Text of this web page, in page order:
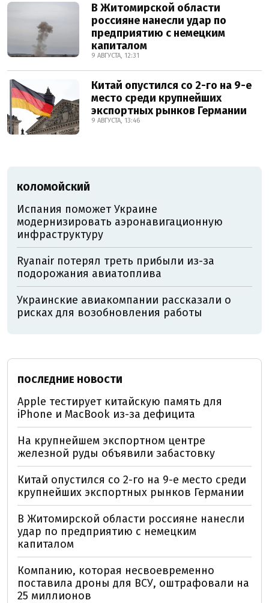
В Житомирской области
россияне нанесли удар по
предприятию с немецким
капиталом
9 АВГУСТА, 12:31
Китай опустился со 2-го на 9-е
место среди крупнейших
экспортных рынков Германии
9 АВГУСТА, 13:46
КОЛОМОЙСКИЙ
Испания поможет Украине
модернизировать аэронавигационную
инфраструктуру
Ryanair потерял треть прибыли из-за
подорожания авиатоплива
Украинские авиакомпании рассказали о
рисках для возобновления работы
ПОСЛЕДНИЕ НОВОСТИ
Apple тестирует китайскую память для
iPhone и MacBook из-за дефицита
На крупнейшем экспортном центре
железной руды объявили забастовку
Китай опустился со 2-го на 9-е место среди
крупнейших экспортных рынков Германии
В Житомирской области россияне нанесли
удар по предприятию с немецким
капиталом
Компанию, которая несвоевременно
поставила дроны для ВСУ, оштрафовали на
25 миллионов